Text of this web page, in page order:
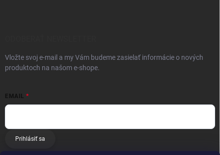
Vložte svoj e-mail a my Vám budeme zasielať informácie o nových
produktoch na našom e-shope.
EMAIL
Prihlásiť sa